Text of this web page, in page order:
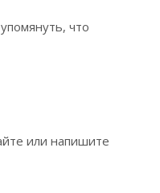
что
или напишите